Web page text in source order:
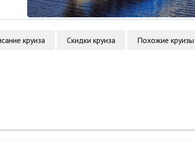
круиза Скидки круиза Похожие круизы